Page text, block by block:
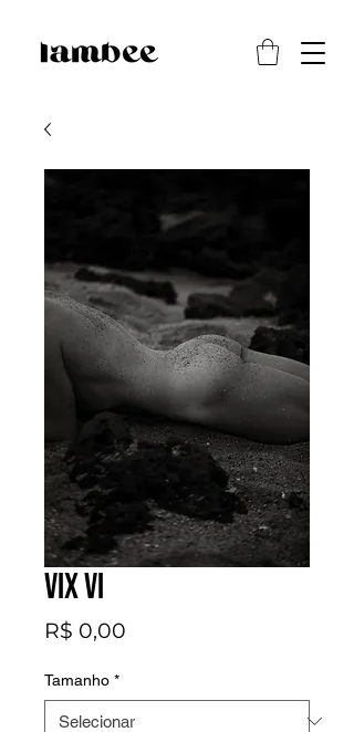
Vix VI
R$ 0,00
Tamanho *